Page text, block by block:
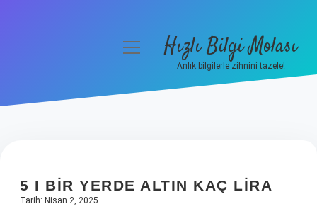
Hakkımızda
menüyüHızlı Bilgi Molası
Anlık bilgilerle zihnini tazele!
5 I BIR YERDE ALTIN KAÇ LIRA
Tarih: Nisan 2, 2025